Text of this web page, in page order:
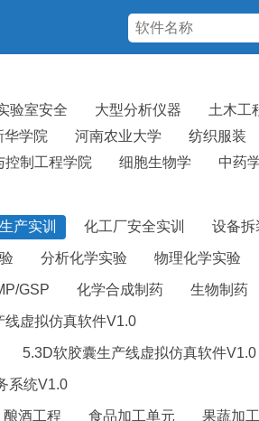
验室安全 大型分析仪器 土木工
华学院 河南农业大学 纺织服装
控制工程学院 细胞生物学 中药
产实训 化工厂安全实训 设备拆
分析化学实验 物理化学实验
GSP 化学合成制药 生物制药
线虚拟仿真软件V1.0
5.3D软胶囊生产线虚拟仿真软件V1.0
系统V1.0
酿酒工程 食品加工单元 果蔬加工